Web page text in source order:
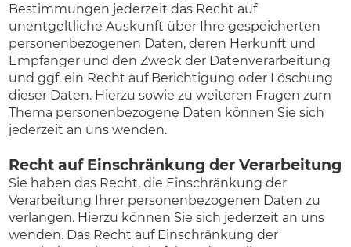
Bestimmungen jederzeit das Recht auf
unentgeltliche Auskunft über Ihre gespeicherten
personenbezogenen Daten, deren Herkunft und
Empfänger und den Zweck der Datenverarbeitung
und ggf. ein Recht auf Berichtigung oder Löschung
dieser Daten. Hierzu sowie zu weiteren Fragen zum
Thema personenbezogene Daten können Sie sich
jederzeit an uns wenden.
Recht auf Einschränkung der Verarbeitung
Sie haben das Recht, die Einschränkung der
Verarbeitung Ihrer personenbezogenen Daten zu
verlangen. Hierzu können Sie sich jederzeit an uns
wenden. Das Recht auf Einschränkung der